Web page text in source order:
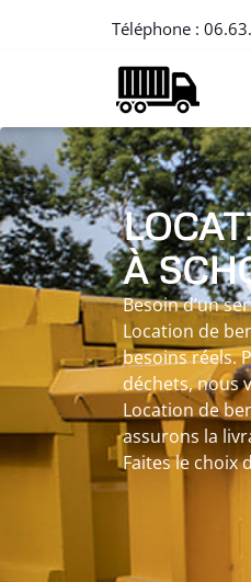
Téléphone :
À
Besoin d’un
Location de
besoins réels.
déchets, nous
Location de
assurons la
Faites le choix